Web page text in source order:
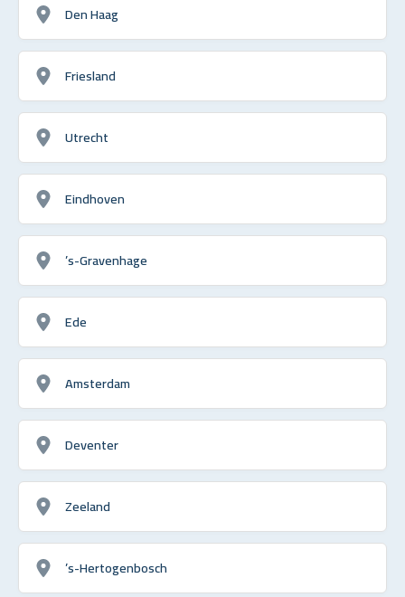
Den Haag
Friesland
Utrecht
Eindhoven
’s-Gravenhage
Ede
Amsterdam
Deventer
Zeeland
’s-Hertogenbosch